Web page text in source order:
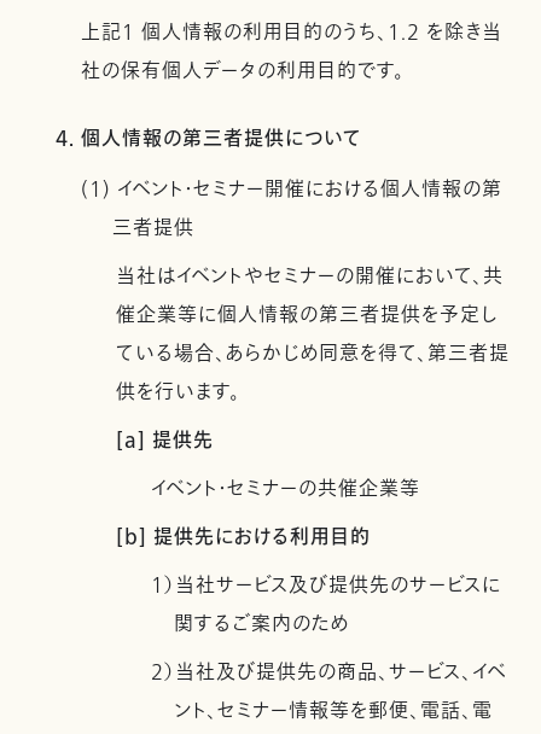
上記１ 個人情報の利用目的のうち、1.2 を除き当
社の保有個人データの利用目的です。
4. 個人情報の第三者提供について
(1) イベント・セミナー開催における個人情報の第
三者提供
当社はイベントやセミナーの開催において、共
催企業等に個人情報の第三者提供を予定し
ている場合、あらかじめ同意を得て、第三者提
供を行います。
[a] 提供先
イベント・セミナーの共催企業等
[b] 提供先における利用目的
1）当社サービス及び提供先のサービスに
関するご案内のため
2）当社及び提供先の商品、サービス、イベ
ント、セミナー情報等を郵便、電話、電